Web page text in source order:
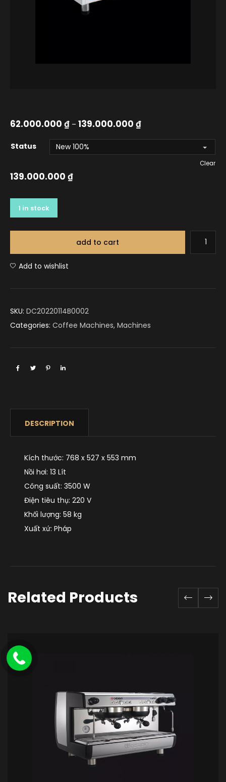
62.000.000 ₫ – 139.000.000 ₫
Status
Clear
139.000.000 ₫
1 in stock
add to cart
Add to wishlist
SKU: DC20220114B0002
Categories: Coffee Machines, Machines
DESCRIPTION
Kích thước: 768 x 527 x 553 mm
Nồi hơi: 13 Lít
Công suất: 3500 W
Điện tiêu thụ: 220 V
Khối lượng: 58 kg
Xuất xứ: Pháp
Related Products